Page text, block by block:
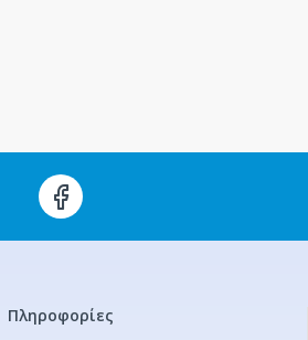
Πληροφορίες